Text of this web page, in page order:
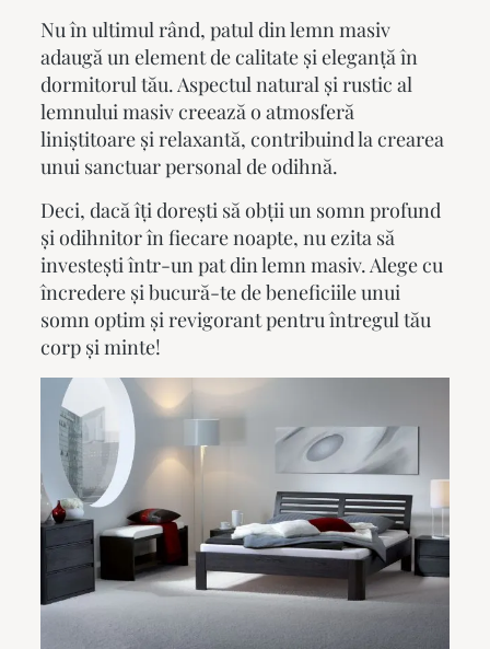
Nu în ultimul rând, patul din lemn masiv
adaugă un element de calitate și eleganță în
dormitorul tău. Aspectul natural și rustic al
lemnului masiv creează o atmosferă
liniștitoare și relaxantă, contribuind la crearea
unui sanctuar personal de odihnă.
Deci, dacă îți dorești să obții un somn profund
și odihnitor în fiecare noapte, nu ezita să
investești într-un pat din lemn masiv. Alege cu
încredere și bucură-te de beneficiile unui
somn optim și revigorant pentru întregul tău
corp și minte!